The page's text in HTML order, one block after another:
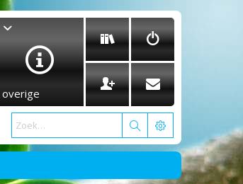
overige